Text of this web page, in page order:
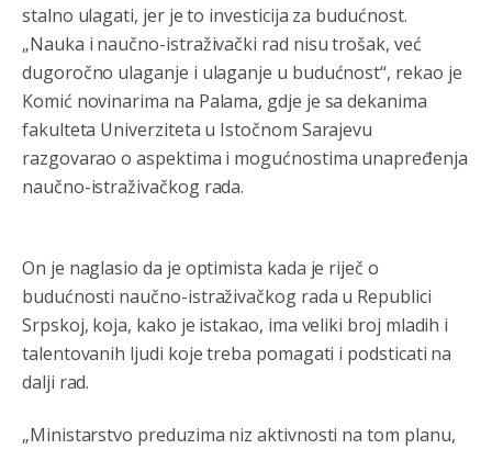
stalno ulagati, jer je to investicija za budućnost.
„Nauka i naučno-istraživački rad nisu trošak, već
dugoročno ulaganje i ulaganje u budućnost“, rekao je
Komić novinarima na Palama, gdje je sa dekanima
fakulteta Univerziteta u Istočnom Sarajevu
razgovarao o aspektima i mogućnostima unapređenja
naučno-istraživačkog rada.
On je naglasio da je optimista kada je riječ o
budućnosti naučno-istraživačkog rada u Republici
Srpskoj, koja, kako je istakao, ima veliki broj mladih i
talentovanih ljudi koje treba pomagati i podsticati na
dalji rad.
„Ministarstvo preduzima niz aktivnosti na tom planu,